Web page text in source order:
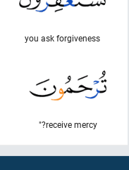
you ask forgiveness
receive mercy?"